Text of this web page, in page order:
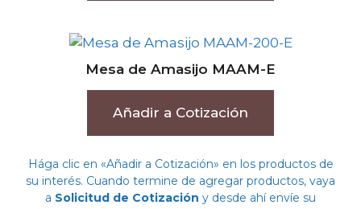
Mesa de Amasijo MAAM-E
Añadir a Cotización
Hága clic en «Añadir a Cotización» en los productos de
su interés. Cuando termine de agregar productos, vaya
a Solicitud de Cotización y desde ahí envíe su